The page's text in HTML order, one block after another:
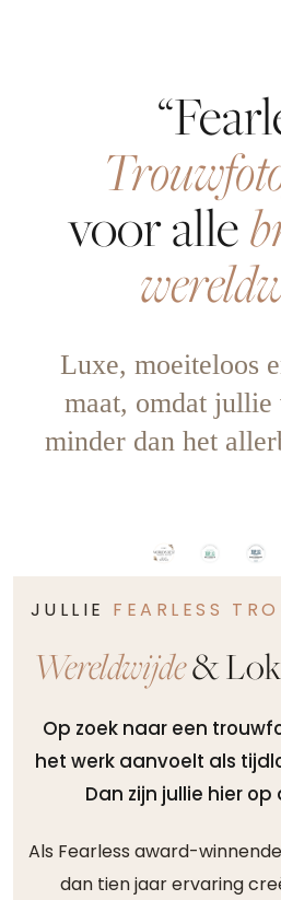
voor alle
Luxe, moeiteloos
maat, omdat jullie
minder dan het
JULLIE FEARLESS
Wereldwijde&
Op zoek naar een
het werk aanvoelt als
Dan zijn jullie hier
Als Fearless award-
dan tien jaar ervaring